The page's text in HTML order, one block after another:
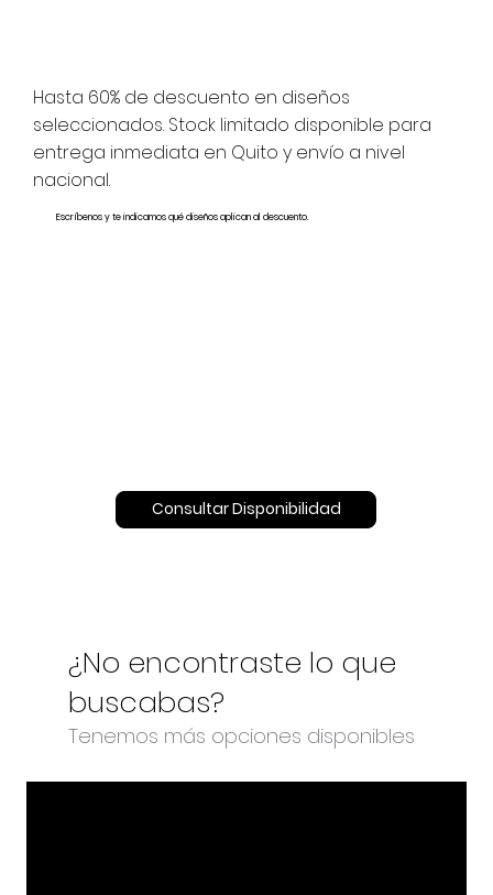
¿No encontraste lo que
buscabas?
Tenemos más opciones disponibles
Hasta 60% de descuento en diseños
seleccionados. Stock limitado disponible para
entrega inmediata en Quito y envío a nivel
nacional.
Escríbenos y te indicamos qué diseños aplican al descuento.
Consultar Disponibilidad